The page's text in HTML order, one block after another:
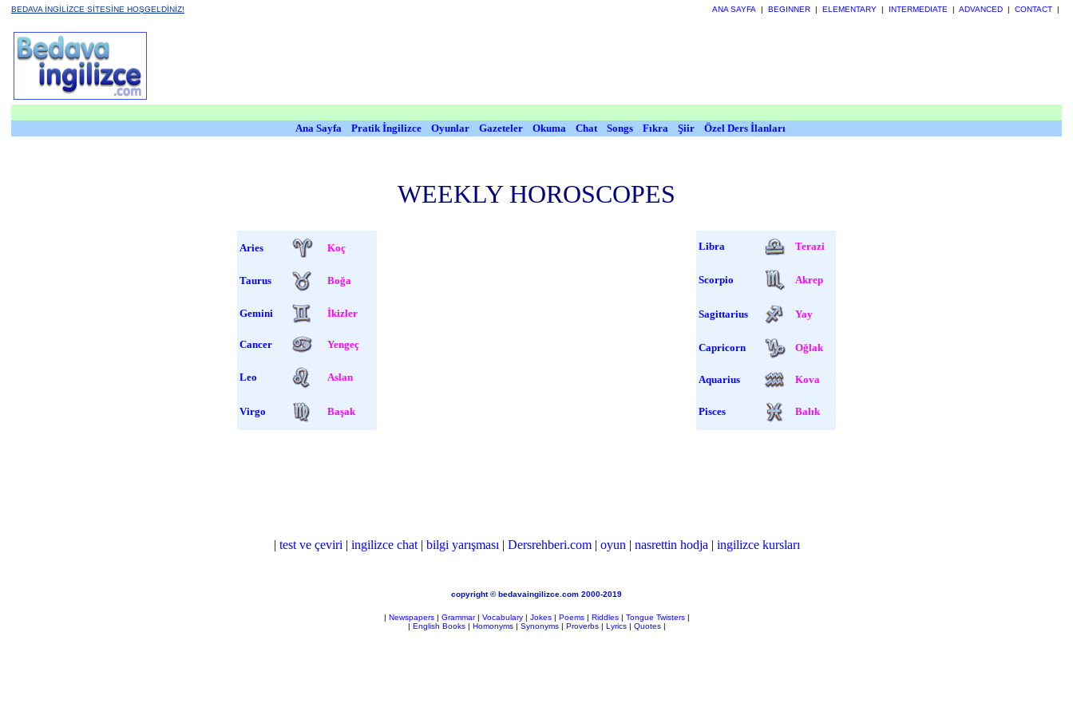
BEDAVA İNGİLİZCE SİTESİNE HOŞGELDİNİZ! ANA SAYFA | BEGINNER | ELEMENTARY | INTERMEDIATE | ADVANCED | CONTACT |
Ana Sayfa Pratik İngilizce Oyunlar Gazeteler Okuma Chat Songs Fıkra Şiir Özel Ders İlanları
WEEKLY HOROSCOPES
Aries Koç
Taurus Boğa
Gemini İkizler
Cancer Yengeç
Leo Aslan
Virgo Başak
Libra Terazi
Scorpio Akrep
Sagittarius Yay
Capricorn Oğlak
Aquarius Kova
Pisces Balık
| test ve çeviri | ingilizce chat| bilgi yarışması | Dersrehberi.com| oyun | nasrettin hodja | ingilizce kursları
copyright © bedavaingilizce.com 2000-2019
| Newspapers| Grammar| Vocabulary| Jokes| Poems| Riddles| Tongue Twisters|
| English Books| Homonyms| Synonyms| Proverbs| Lyrics| Quotes|